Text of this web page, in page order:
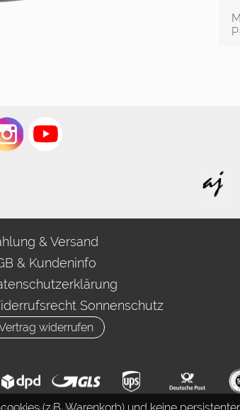
& Versand
& Kundeninfo
Sonnenschutz
widerrufen